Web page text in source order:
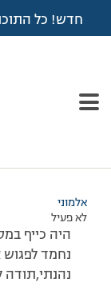
חדש! כל
עמוד הבית >דיונים>
מוצגות 3 תגובות – 1 עד 3 (מתוך 3 סה״כ)
אלמוני
לא פעיל
היה כייף
נחמד לפגוש
נהנתי,תודה